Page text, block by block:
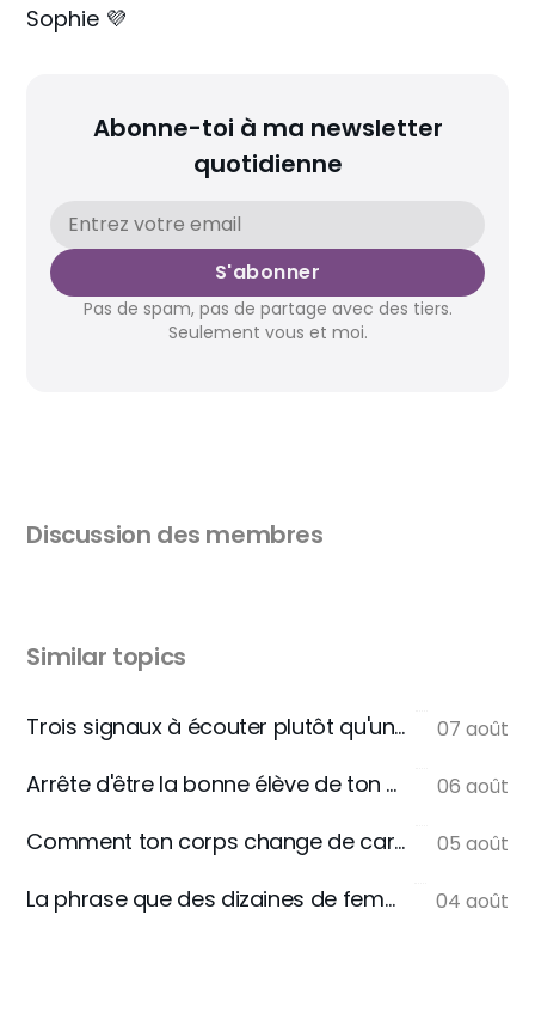
Sophie 💜
Abonne-toi à ma newsletter
quotidienne
S'abonner
Pas de spam, pas de partage avec des tiers.
Seulement vous et moi.
Discussion des membres
Similar topics
Trois signaux à écouter plutôt qu'une règle 07 août
Arrête d'être la bonne élève de ton assiette 06 août
Comment ton corps change de carburant 05 août
La phrase que des dizaines de femmes m'écrivent 04 août